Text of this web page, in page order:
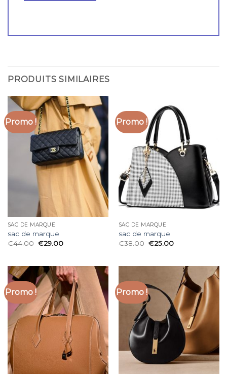
PRODUITS SIMILAIRES
Promo !
SAC DE MARQUE
sac de marque
€44.00 €29.00
Promo !
SAC DE MARQUE
sac de marque
€38.00 €25.00
Promo ! Promo !